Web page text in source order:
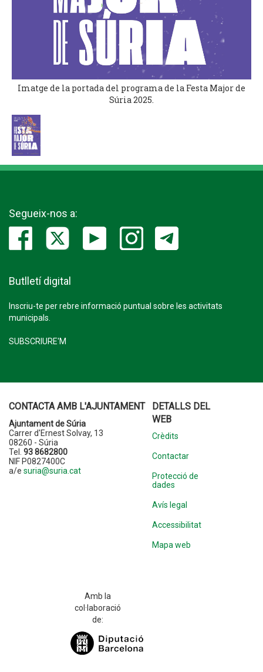
Imatge de la portada del programa de la Festa Major de
Súria 2025.
Segueix-nos a:
Butlletí digital
Inscriu-te per rebre informació puntual sobre les activitats
municipals.
SUBSCRIURE'M
CONTACTA AMB L'AJUNTAMENT
Ajuntament de Súria
Carrer d'Ernest Solvay, 13
08260 - Súria
Tel. 93 8682800
NIF P0827400C
a/e suria@suria.cat
DETALLS DEL
WEB
Crèdits
Contactar
Protecció de
dades
Avís legal
Accessibilitat
Mapa web
Amb la
col·laboració
de: